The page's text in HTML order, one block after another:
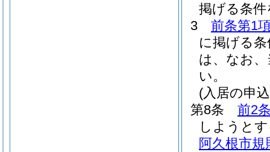
掲げる条
3
前条第1
に掲げる
は、なお
い。
(入居の申
第8条
前2
しようと
阿久根市